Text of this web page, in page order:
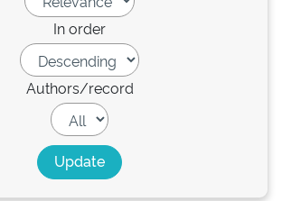
In order
Authors/record